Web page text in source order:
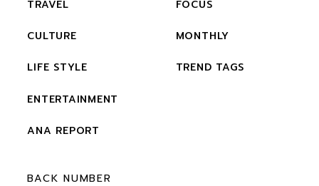
TRAVEL
CULTURE
LIFE STYLE
ENTERTAINMENT
ANA REPORT
FOCUS
MONTHLY
TREND TAGS
BACK NUMBER